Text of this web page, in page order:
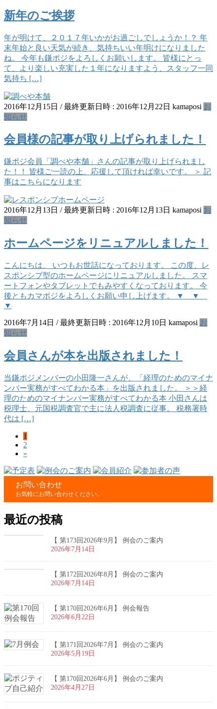
新年のご挨拶
年が明けて、２０１７年いかがお過ごしでしょうか！？ 年
末年始と良い天気が続き、気持ちいい年明けになりました
ね。 今年も鎌ポジをよろしくお願いします。 皆様にとっ
て、より楽しい充実した１年になりますよう、スタッフ一同
気持ち […]
2016年12月15日 / 最終更新日時 : 2016年12月22日 kamaposi お
知らせ
会員様の記事が取り上げられました！
鎌ポジ会員「調べや本舗」さんの記事が取り上げられまし
た！！ 皆様ご一読の上、応援して頂ければ幸いです。 ＞ 記
事はこちらになります
2016年12月13日 / 最終更新日時 : 2016年12月13日 kamaposi お
知らせ
ホームページをリニュアルしました！
こんにちは、 いつもお世話になっております。 この度、レ
スポンシブ型のホームページにリニュアルしました。 スマ
ートフォンやタブレットでもみやすくなっております。 今
後ともカマポジをよろしくお願い申し上げます。 ▼ ▼
▼
2016年7月14日 / 最終更新日時 : 2016年12月10日 kamaposi お
知らせ
会員さんが本を出版されました！
当鎌ポジメンバーの小田隆一さんが、「経理のためのマイナ
ンバー実務がすべてわかる本」を出版されました。 ＞＞経
理のためのマイナンバー実務がすべてわかる本 小田さんは
税理士、元国税調査官で主に法人税調査に従事。 税務署時
代は […]
の
ー
ジ
送
固
定
ペ
ー
ジ
1
固
定
ペ
ー
ジ
2
»
お問い合わせ
お気軽にお問い合わせください。
最近の投稿
【 第173回2026年9月】 例会のご案内
2026年7月14日
【 第172回2026年8月】 例会のご案内
2026年7月14日
【 第170回2026年6月】 例会報告
2026年6月22日
【 第171回2026年7月】 例会のご案内
2026年5月19日
【 第170回2026年6月】 例会のご案内
2026年4月27日